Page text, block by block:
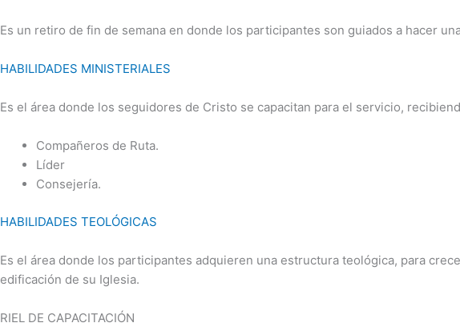
Es un retiro de fin de semana en donde los participantes son guiados a hacer
HABILIDADES MINISTERIALES
Es el área donde los seguidores de Cristo se capacitan para el servicio,
Compañeros de Ruta.
Líder
Consejería.
HABILIDADES TEOLÓGICAS
Es el área donde los participantes adquieren una estructura teológica, para
edificación de su Iglesia.
RIEL DE CAPACITACIÓN